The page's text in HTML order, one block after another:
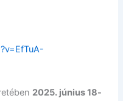
2025. június 18-